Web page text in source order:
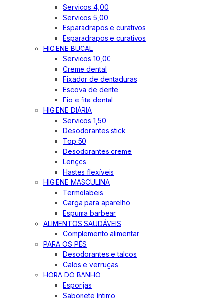
Servicos 4,00
Servicos 5,00
Esparadrapos e curativos
Esparadrapos e curativos
HIGIENE BUCAL
Servicos 10,00
Creme dental
Fixador de dentaduras
Escova de dente
Fio e fita dental
HIGIENE DIÁRIA
Servicos 1,50
Desodorantes stick
Top 50
Desodorantes creme
Lenços
Hastes flexíveis
HIGIENE MASCULINA
Termolabeis
Carga para aparelho
Espuma barbear
ALIMENTOS SAUDÁVEIS
Complemento alimentar
PARA OS PÉS
Desodorantes e talcos
Calos e verrugas
HORA DO BANHO
Esponjas
Sabonete íntimo